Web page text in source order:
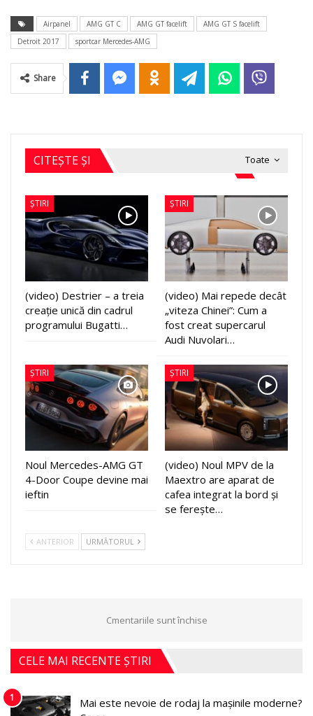
Airpanel AMG GT C AMG GT facelift
AMG GT S facelift
Detroit 2017
sportcar Mercedes-AMG
Share
Toate
CITEȘTE ȘI
ȘTIRI
(video) Destrier – a treia
creație unică din cadrul
programului Bugatti…
ȘTIRI
(video) Mai repede decât
„viteza Chinei”: Cum a
fost creat supercarul
Audi Nuvolari…
ȘTIRI
Noul Mercedes-AMG GT
4-Door Coupe devine mai
ieftin
ȘTIRI
(video) Noul MPV de la
Maextro are aparat de
cafea integrat la bord și
se ferește…
ANTERIOR URMĂTORUL
Cmentariile sunt închise
CELE MAI RECENTE ȘTIRI
1
Mai este nevoie de rodaj la mașinile moderne?